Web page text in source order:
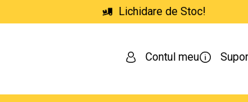
Lichidare de Stoc!
Contul meu